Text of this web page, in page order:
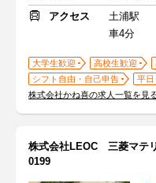
アクセス
土浦駅
車4分
大学生歓迎 高校生歓迎
シフト自由・自己申告
平日
株式会社かね喜の求人一覧を見
株式会社LEOC 三菱マテ
0199